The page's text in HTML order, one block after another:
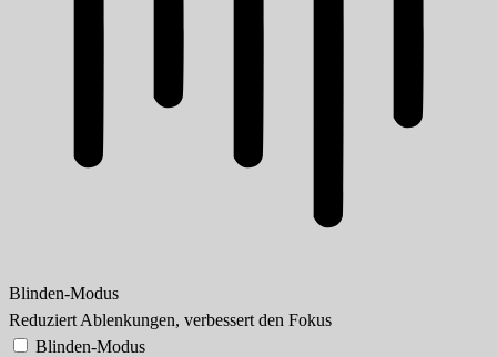
Blinden-Modus
Reduziert Ablenkungen, verbessert den Fokus
Blinden-Modus